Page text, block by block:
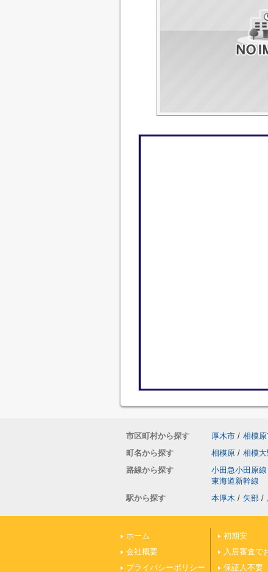
市区町村から探す 厚木市 / 相模
町名から探す
相模原 / 相模
路線から探す
小田急小田原線
東海道新幹線
駅から探す
本厚木 / 矢部 /
ホーム
会社概要
プライバシーポリシー
初期安
入居審査で
保証人不要